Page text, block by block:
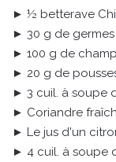
► ½ betterave
► 30 g de
► 100 g de
► 20 g de
► 3 cuil. à soupe
► Coriandre
► Le jus d'un
► 4 cuil. à soupe